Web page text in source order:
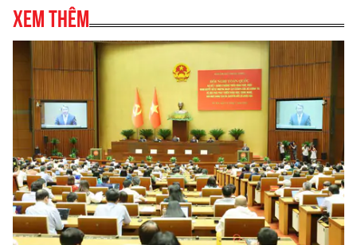
Xem thêm